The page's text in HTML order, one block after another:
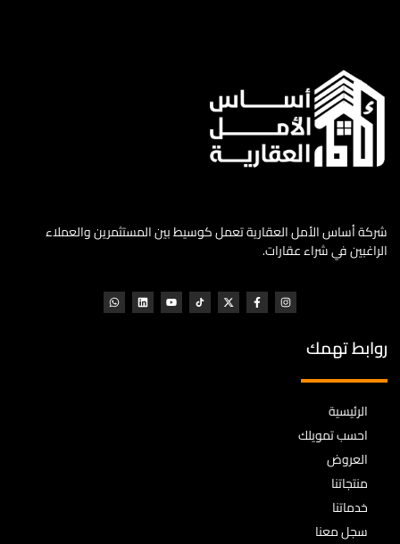
شركة أساس الأمل العقارية تعمل كوسيط بين المستثمرين والعملاء
الراغبين في شراء عقارات.
روابط تهمك
الرئيسية
احسب تمويلك
العروض
منتجاتنا
خدماتنا
سجل معنا